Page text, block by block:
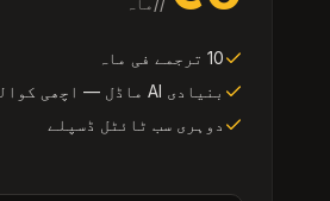
10 ترجمے فی ماہ
بنیادی AI ماڈل — اچھی کوالٹی
دوہری سب ٹائٹل ڈسپلے